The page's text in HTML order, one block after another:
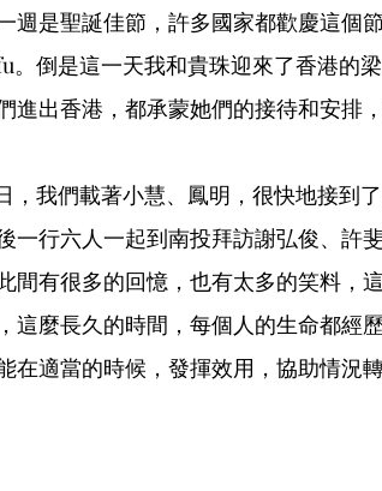
週是聖誕佳節，許多國家都歡慶這個
。倒是這一天我和貴珠迎來了香港的
進出香港，都承蒙她們的接待和安排
，我們載著小慧、鳳明，很快地接到
一行六人一起到南投拜訪謝弘俊、許
間有很多的回憶，也有太多的笑料，
這麼長久的時間，每個人的生命都經
在適當的時候，發揮效用，協助情況